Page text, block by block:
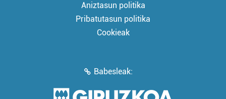
Aniztasun politika
Pribatutasun politika
Cookieak
Babesleak: